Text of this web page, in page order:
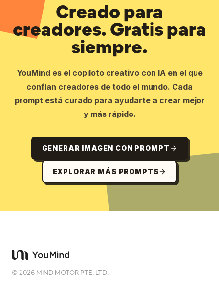
Creado para
creadores. Gratis para
siempre.
YouMind es el copiloto creativo con IA en el que
confían creadores de todo el mundo. Cada
prompt está curado para ayudarte a crear mejor
y más rápido.
GENERAR IMAGEN CON PROMPT
EXPLORAR MÁS PROMPTS
©2026 MIND MOTOR PTE. LTD.